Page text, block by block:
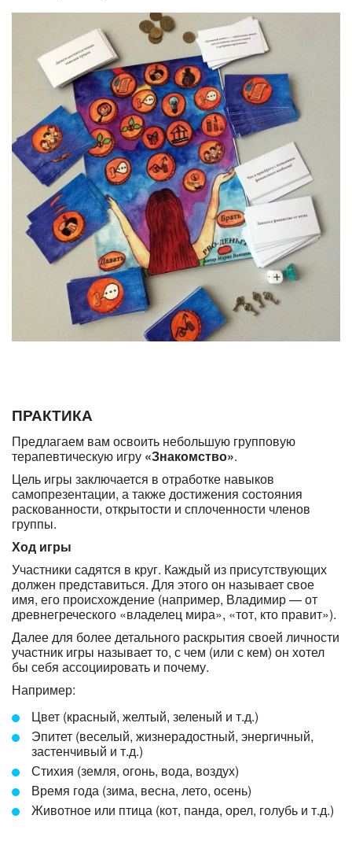
ПРАКТИКА
Предлагаем вам освоить небольшую групповую
терапевтическую игру «Знакомство».
Цель игры заключается в отработке навыков
самопрезентации, а также достижения состояния
раскованности, открытости и сплоченности членов
группы.
Ход игры
Участники садятся в круг. Каждый из присутствующих
должен представиться. Для этого он называет свое
имя, его происхождение (например, Владимир — от
древнегреческого «владелец мира», «тот, кто правит»).
Далее для более детального раскрытия своей личности
участник игры называет то, с чем (или с кем) он хотел
бы себя ассоциировать и почему.
Например:
Цвет (красный, желтый, зеленый и т.д.)
Эпитет (веселый, жизнерадостный, энергичный,
застенчивый и т.д.)
Стихия (земля, огонь, вода, воздух)
Время года (зима, весна, лето, осень)
Животное или птица (кот, панда, орел, голубь и т.д.)